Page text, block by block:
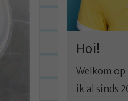
Hoi!
Welkom
ik al sinds